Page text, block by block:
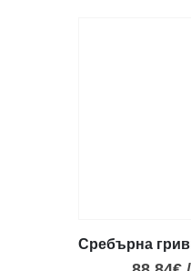
Сребърна